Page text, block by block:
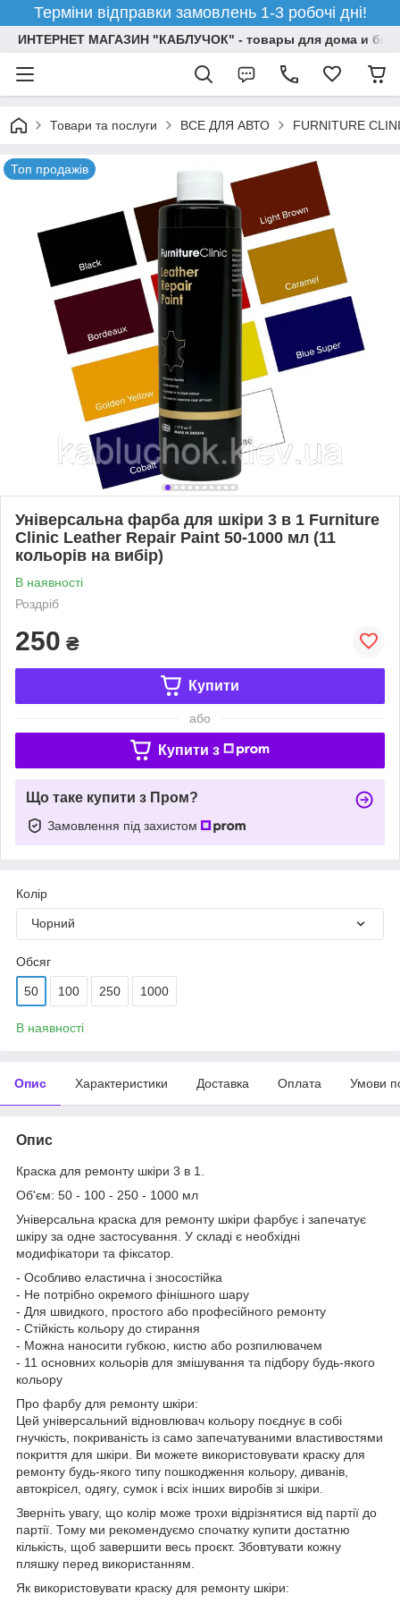
Терміни відправки замовлень 1-3 робочі дні!
ИНТЕРНЕТ МАГАЗИН "КАБЛУЧОК" - товары для дома и
Товари та послуги ВСЕ ДЛЯ АВТО FURNITURE
Топ продажів
Універсальна фарба для шкіри 3 в 1 Furniture
Clinic Leather Repair Paint 50-1000 мл (11
кольорів на вибір)
В наявності
Роздріб
250 ₴
Купити
або
Купити з
Що таке купити з Пром?
Замовлення під захистом
Колір
Чорний
Обсяг
50 100 250 1000
В наявності
Опис Характеристики Доставка Оплата Умови
Опис
Краска для ремонту шкіри 3 в 1.
Об'єм: 50 - 100 - 250 - 1000 мл
Універсальна краска для ремонту шкіри фарбує і запечатує
шкіру за одне застосування. У складі є необхідні
модифікатори та фіксатор.
- Особливо еластична і зносостійка
- Не потрібно окремого фінішного шару
- Для швидкого, простого або професійного ремонту
- Стійкість кольору до стирання
- Можна наносити губкою, кистю або розпилювачем
- 11 основних кольорів для змішування та підбору будь-якого
кольору
Про фарбу для ремонту шкіри:
Цей універсальний відновлювач кольору поєднує в собі
гнучкість, покриваність із само запечатуваними властивостями
покриття для шкіри. Ви можете використовувати краску для
ремонту будь-якого типу пошкодження кольору, диванів,
автокрісел, одягу, сумок і всіх інших виробів зі шкіри.
Зверніть увагу, що колір може трохи відрізнятися від партії до
партії. Тому ми рекомендуємо спочатку купити достатню
кількість, щоб завершити весь проєкт. Збовтувати кожну
пляшку перед використанням.
Як використовувати краску для ремонту шкіри: